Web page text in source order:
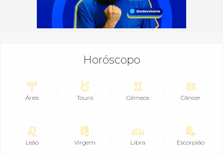
Horóscopo
Áries Touro Gêmeos Câncer
Leão Virgem Libra Escorpião